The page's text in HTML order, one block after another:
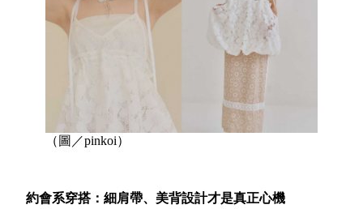
（圖／pinkoi）
約會系穿搭：細肩帶、美背設計才是真正心機